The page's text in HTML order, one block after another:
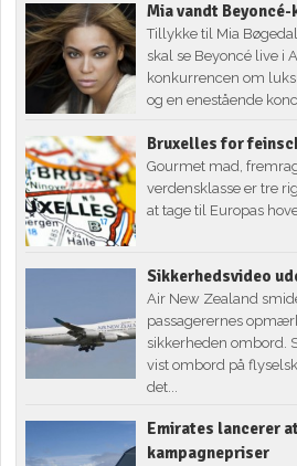
Mia vandt
Tillykke til Mia
skal se Beyoncé live i
konkurrencen om
og en enestående
Bruxelles for
Gourmet mad,
verdensklasse er tre
at tage til Europas
Sikkerhedsvideo
Air New Zealand
passagerernes
sikkerheden ombord.
vist ombord på
det...
Emirates lancerer
kampagnepriser